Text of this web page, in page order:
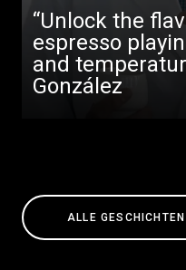
“Unlock the
espresso
and
González
ALLE